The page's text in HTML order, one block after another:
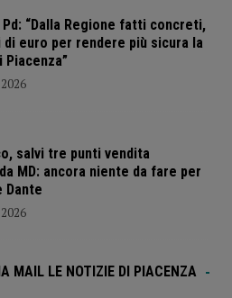
“Dalla Regione fatti concreti,
di euro per rendere più sicura la
salvi tre punti vendita
MD: ancora niente da fare per
Dante
MAIL LE NOTIZIE DI PIACENZA